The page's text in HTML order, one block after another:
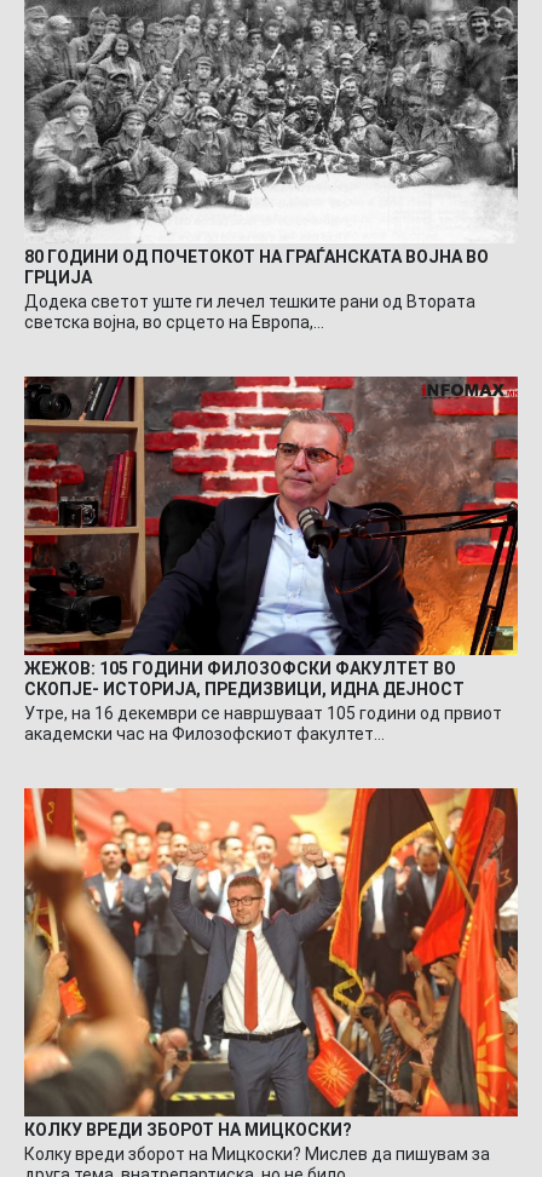
80 ГОДИНИ ОД ПОЧЕТОКОТ НА ГРАЃАНСКАТА ВОЈНА ВО
ГРЦИЈА
Додека светот уште ги лечел тешките рани од Втората
светска војна, во срцето на Европа,…
ЖЕЖОВ: 105 ГОДИНИ ФИЛОЗОФСКИ ФАКУЛТЕТ ВО
СКОПЈЕ- ИСТОРИЈА, ПРЕДИЗВИЦИ, ИДНА ДЕЈНОСТ
Утре, на 16 декември се навршуваат 105 години од првиот
академски час на Филозофскиот факултет…
КОЛКУ ВРЕДИ ЗБОРОТ НА МИЦКОСКИ?
Колку вреди зборот на Мицкоски? Мислев да пишувам за